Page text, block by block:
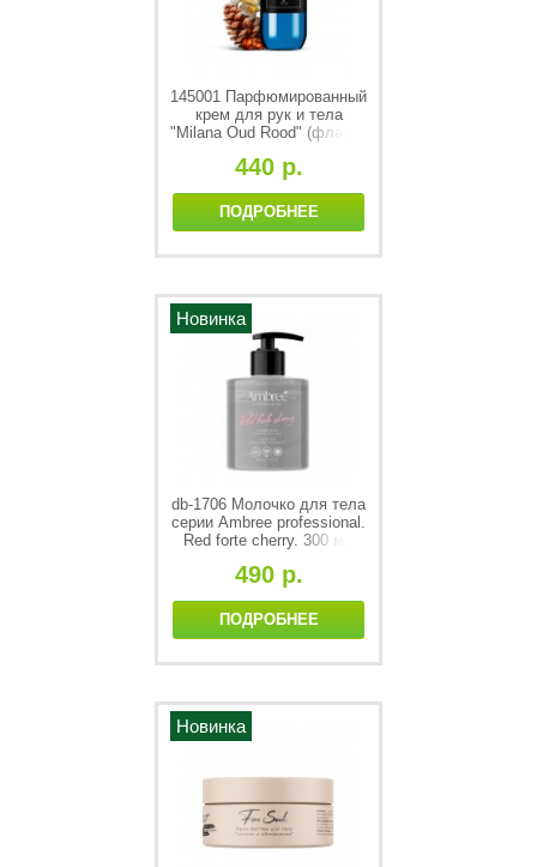
145001 Парфюмированный
крем для рук и тела
"Milana Oud Rood" (флакон
440 р.
ПОДРОБНЕЕ
Новинка
db-1706 Молочко для тела
серии Ambree professional.
Red forte cherry. 300 мл
490 р.
ПОДРОБНЕЕ
Новинка